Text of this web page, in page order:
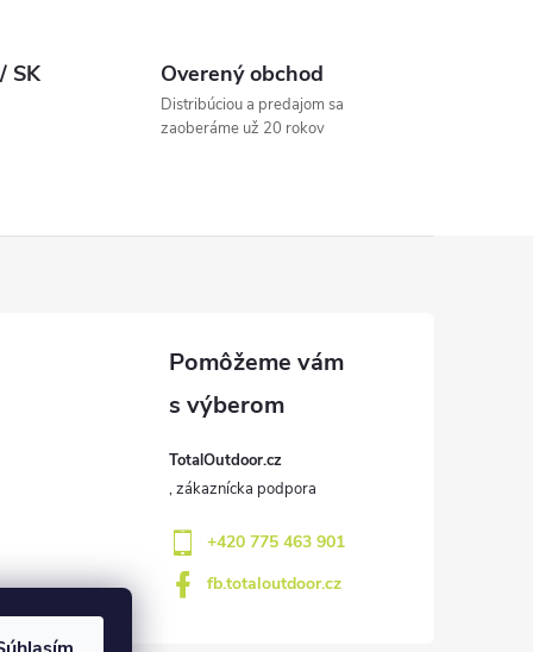
SK Overený obchod
Distribúciou a predajom sa
zaoberáme už 20 rokov
TotalOutdoor.cz
+420 775 463 901
fb.totaloutdoor.cz